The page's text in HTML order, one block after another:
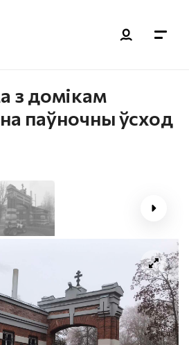
з домікам
паўночны ўсход